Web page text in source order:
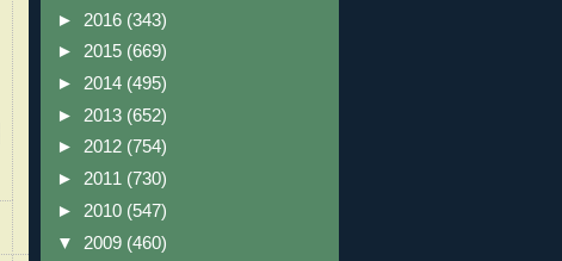
► 2016 (343)
► 2015 (669)
► 2014 (495)
► 2013 (652)
► 2012 (754)
► 2011 (730)
► 2010 (547)
▼ 2009 (460)